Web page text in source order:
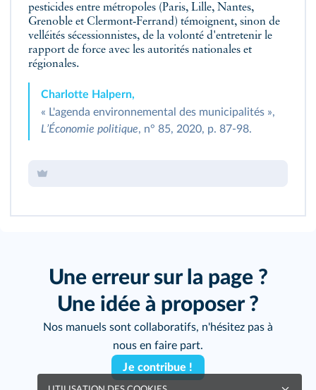
pesticides entre métropoles (Paris, Lille, Nantes,
Grenoble et Clermont‑Ferrand) témoignent, sinon de
velléités sécessionnistes, de la volonté d'entretenir le
rapport de force avec les autorités nationales et
régionales.
Charlotte Halpern,
« L'agenda environnemental des municipalités »,
LʼÉconomie politique, n° 85, 2020, p. 87‑98.
Une erreur sur la page ?
Une idée à proposer ?
Nos manuels sont collaboratifs, n'hésitez pas à
nous en faire part.
Je contribue !